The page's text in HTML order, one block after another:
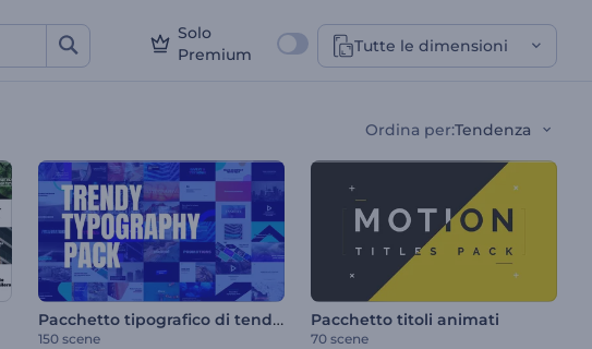
Solo
Premium
Tutte le dimensioni
Ordina per:Tendenza
Pacchetto tipografico di tendenza
150 scene
Pacchetto titoli animati
70 scene